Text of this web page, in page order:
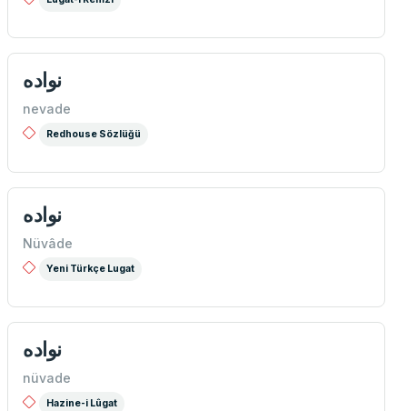
نواده
nevade
Redhouse Sözlüğü
نواده
Nüvâde
Yeni Türkçe Lugat
نواده
nüvade
Hazine-i Lûgat